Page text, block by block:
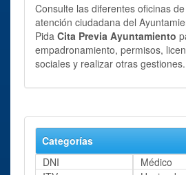
Consulte las diferentes oficinas
atención ciudadana del
Pida Cita Previa Ayuntamiento
empadronamiento, permisos,
sociales y realizar otras gestiones.
Categorías
DNI
Médico